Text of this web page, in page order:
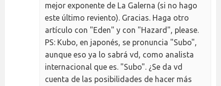
mejor exponente de La Galerna (si no hago
este último reviento). Gracias. Haga otro
artículo con "Eden" y con "Hazard", please.
PS: Kubo, en japonés, se pronuncia "Subo",
aunque eso ya lo sabrá vd, como analista
internacional que es. "Subo". ¿Se da vd
cuenta de las posibilidades de hacer más